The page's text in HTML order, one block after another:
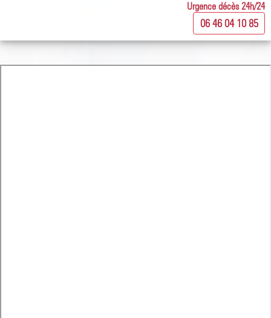
Urgence décès 24h/24
06 46 04 10 85